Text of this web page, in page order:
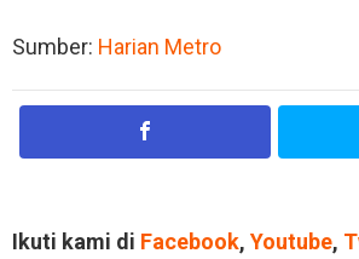
Sumber: Harian Metro
Ikuti kami di Facebook, Youtube,